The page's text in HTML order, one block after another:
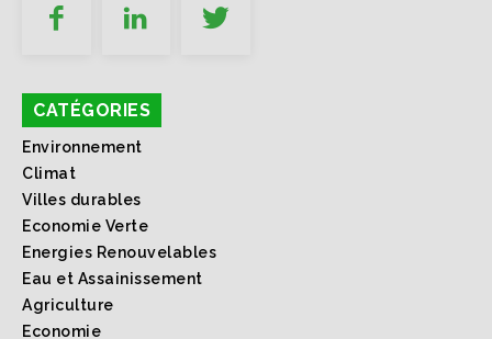
CATÉGORIES
Environnement
Climat
Villes durables
Economie Verte
Energies Renouvelables
Eau et Assainissement
Agriculture
Economie